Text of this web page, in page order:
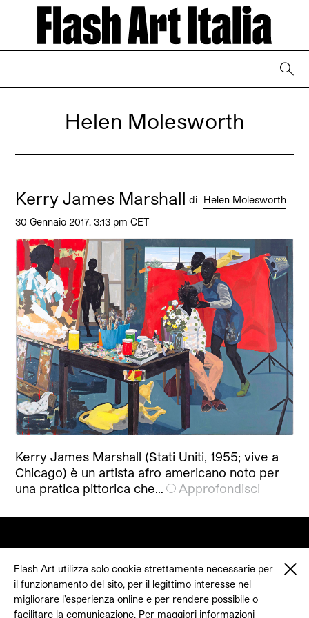
Flash Art utilizza solo cookie strettamente necessarie per
il funzionamento del sito, per il legittimo interesse nel
migliorare l'esperienza online e per rendere possibile o
facilitare la comunicazione. Per maggiori informazioni
Helen Molesworth
Kerry James Marshall di Helen Molesworth
30 Gennaio 2017, 3:13 pm CET
Kerry James Marshall (Stati Uniti, 1955; vive a
Chicago) è un artista afro americano noto per
una pratica pittorica che…
Approfondisci
© 2026 Flash Art
Termini & condizioni